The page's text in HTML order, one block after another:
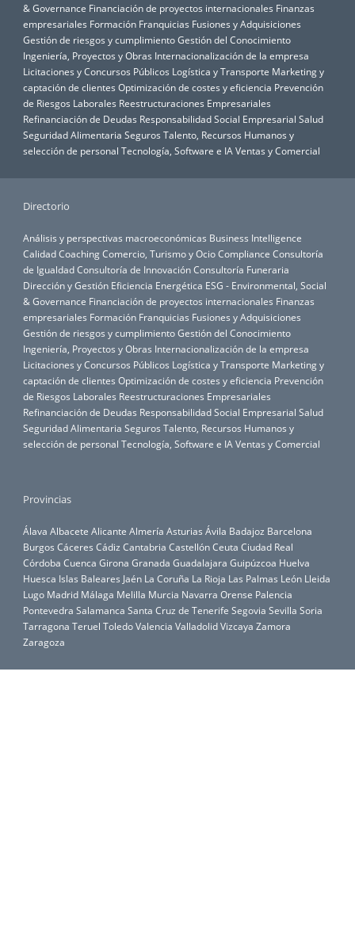
& Governance Financiación de proyectos internacionales Finanzas
empresariales Formación Franquicias Fusiones y Adquisiciones
Gestión de riesgos y cumplimientoGestión del Conocimiento
Ingeniería, Proyectos y Obras Internacionalización de la empresa
Licitaciones y Concursos Públicos Logística y Transporte Marketing y
captación de clientes Optimización de costes y eficiencia Prevención
de Riesgos Laborales Reestructuraciones Empresariales
Refinanciación de Deudas Responsabilidad Social Empresarial Salud
Seguridad Alimentaria Seguros Talento, Recursos Humanos y
selección de personal Tecnología, Software e IAVentas y Comercial
Directorio
Análisis y perspectivas macroeconómicas Business Intelligence
CalidadCoachingComercio, Turismo y OcioCompliance Consultoría
de IgualdadConsultoría de InnovaciónConsultoría Funeraria
Dirección y Gestión Eficiencia Energética ESG - Environmental, Social
& Governance Financiación de proyectos internacionales Finanzas
empresariales Formación Franquicias Fusiones y Adquisiciones
Gestión de riesgos y cumplimientoGestión del Conocimiento
Ingeniería, Proyectos y Obras Internacionalización de la empresa
Licitaciones y Concursos Públicos Logística y Transporte Marketing y
captación de clientes Optimización de costes y eficiencia Prevención
de Riesgos Laborales Reestructuraciones Empresariales
Refinanciación de Deudas Responsabilidad Social Empresarial Salud
Seguridad Alimentaria Seguros Talento, Recursos Humanos y
selección de personal Tecnología, Software e IAVentas y Comercial
Provincias
Álava Albacete Alicante Almería Asturias Ávila Badajoz Barcelona
Burgos Cáceres Cádiz Cantabria CastellónCeuta Ciudad Real
Córdoba Cuenca Girona Granada Guadalajara Guipúzcoa Huelva
Huesca Islas Baleares Jaén La Coruña La Rioja Las Palmas León Lleida
Lugo Madrid Málaga Melilla Murcia Navarra Orense Palencia
Pontevedra Salamanca Santa Cruz de Tenerife Segovia Sevilla Soria
Tarragona Teruel ToledoValencia ValladolidVizcaya Zamora
Zaragoza